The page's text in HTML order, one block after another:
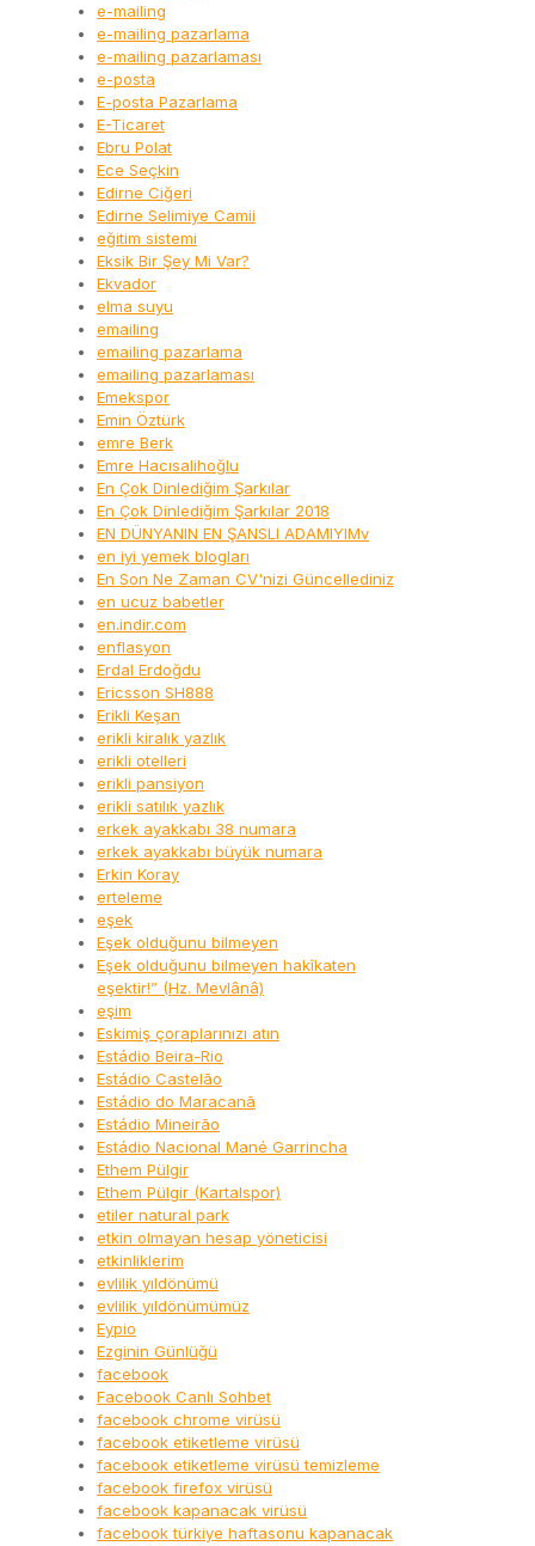
e-mailing
e-mailing pazarlama
e-mailing pazarlaması
e-posta
E-posta Pazarlama
E-Ticaret
Ebru Polat
Ece Seçkin
Edirne Ciğeri
Edirne Selimiye Camii
eğitim sistemi
Eksik Bir Şey Mi Var?
Ekvador
elma suyu
emailing
emailing pazarlama
emailing pazarlaması
Emekspor
Emin Öztürk
emre Berk
Emre Hacısalihoğlu
En Çok Dinlediğim Şarkılar
En Çok Dinlediğim Şarkılar 2018
EN DÜNYANIN EN ŞANSLI ADAMIYIMv
en iyi yemek blogları
En Son Ne Zaman CV'nizi Güncellediniz
en ucuz babetler
en.indir.com
enflasyon
Erdal Erdoğdu
Ericsson SH888
Erikli Keşan
erikli kiralık yazlık
erikli otelleri
erikli pansiyon
erikli satılık yazlık
erkek ayakkabı 38 numara
erkek ayakkabı büyük numara
Erkin Koray
erteleme
eşek
Eşek olduğunu bilmeyen
Eşek olduğunu bilmeyen hakîkaten
eşektir!” (Hz. Mevlânâ)
eşim
Eskimiş çoraplarınızı atın
Estádio Beira-Rio
Estádio Castelão
Estádio do Maracanã
Estádio Mineirão
Estádio Nacional Mané Garrincha
Ethem Pülgir
Ethem Pülgir (Kartalspor)
etiler natural park
etkin olmayan hesap yöneticisi
etkinliklerim
evlilik yıldönümü
evlilik yıldönümümüz
Eypio
Ezginin Günlüğü
facebook
Facebook Canlı Sohbet
facebook chrome virüsü
facebook etiketleme virüsü
facebook etiketleme virüsü temizleme
facebook firefox virüsü
facebook kapanacak virüsü
facebook türkiye haftasonu kapanacak